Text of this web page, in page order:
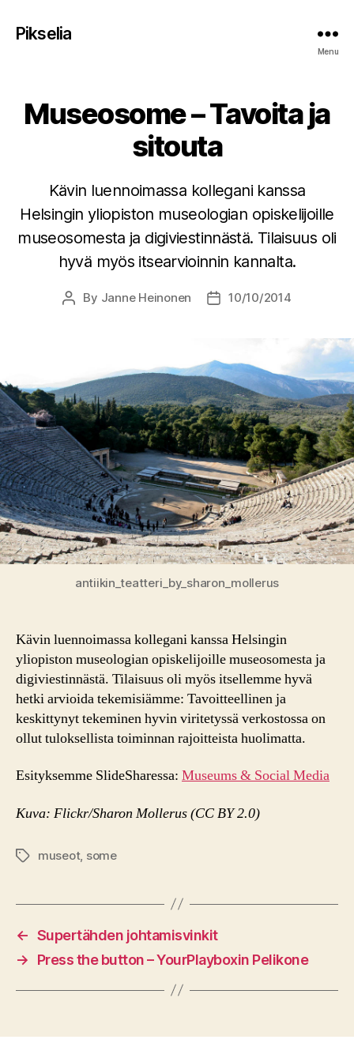
Pikselia
Menu
Museosome – Tavoita ja
sitouta
Kävin luennoimassa kollegani kanssa
Helsingin yliopiston museologian opiskelijoille
museosomesta ja digiviestinnästä. Tilaisuus oli
hyvä myös itsearvioinnin kannalta.
Post
By Janne Heinonen
Post10/10/2014
antiikin_teatteri_by_sharon_mollerus
Kävin luennoimassa kollegani kanssa Helsingin
yliopiston museologian opiskelijoille museosomesta ja
digiviestinnästä. Tilaisuus oli myös itsellemme hyvä
hetki arvioida tekemisiämme: Tavoitteellinen ja
keskittynyt tekeminen hyvin viritetyssä verkostossa on
ollut tuloksellista toiminnan rajoitteista huolimatta.
Esityksemme SlideSharessa: Museums & Social Media
Kuva: Flickr/Sharon Mollerus (CC BY 2.0)
Tagsmuseot, some
← Supertähden johtamisvinkit
→
Press the button – YourPlayboxin Pelikone